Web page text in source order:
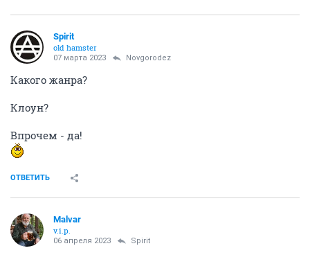
Spirit
old hamster
07 марта 2023 Novgorodez
Какого жанра?
Клоун?
Впрочем - да!
ОТВЕТИТЬ
Malvar
v.i.p.
06 апреля 2023 Spirit